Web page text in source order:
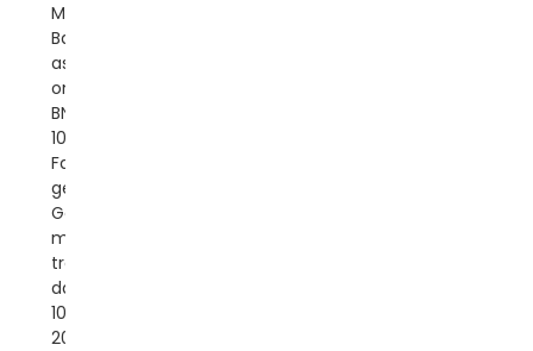
Merek:
BanattonTempat
asal: CinaJenis: UPS
onlineNomor Model:
BNT900-33
10~200KVAFase: Tiga
FaseBentuk
gelombang:
Gelombang sinus
murniWaktu
transfer: 0msFaktor
daya: 0,9Kapasitas:
10KVA-
200KVAPerlindungan: